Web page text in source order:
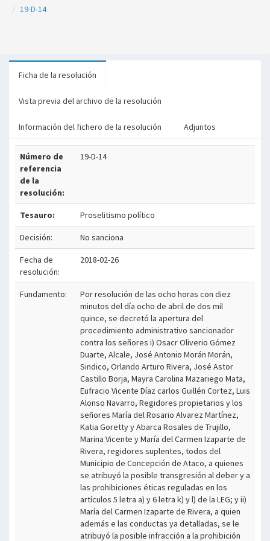
19-D-14
Ficha de la resolución
Vista previa del archivo de la resolución
Información del fichero de la resolución Adjuntos
Número de
referencia
de la
resolución:
19-D-14
Tesauro: Proselitismo político
Decisión: No sanciona
Fecha de
resolución:
2018-02-26
Fundamento:
Por resolución de las ocho horas con diez
minutos del día ocho de abril de dos mil
quince, se decretó la apertura del
procedimiento administrativo sancionador
contra los señores i) Osacr Oliverio Gómez
Duarte, Alcale, José Antonio Morán Morán,
Sindico, Orlando Arturo Rivera, José Astor
Castillo Borja, Mayra Carolina Mazariego Mata,
Eufracio Vicente Díaz carlos Guillén Cortez, Luis
Alonso Navarro, Regidores propietarios y los
señores María del Rosario Alvarez Martínez,
Katia Goretty y Abarca Rosales de Trujillo,
Marina Vicente y María del Carmen Izaparte de
Rivera, regidores suplentes, todos del
Municipio de Concepción de Ataco, a quienes
se atribuyó la posible transgresión al deber y a
las prohibiciones éticas reguladas en los
artículos 5 letra a) y 6 letra k) y l) de la LEG; y ii)
María del Carmen Izaparte de Rivera, a quien
además e las conductas ya detalladas, se le
atribuyó la posible infracción a la prohibición